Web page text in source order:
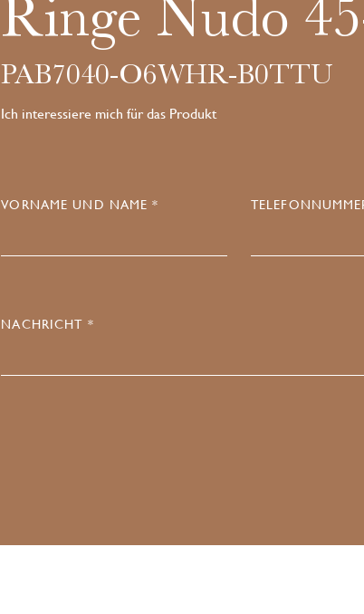
Ringe Nudo
PAB7040-O6WHR-B0TTU
Ich interessiere mich für das Produkt
VORNAME UND NAME *
NACHRICHT *